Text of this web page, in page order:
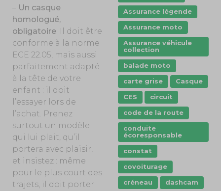
– Un casque
homologué,
obligatoire. Il doit être
conforme à la norme
ECE 22.05, mais aussi
parfaitement adapté
à la tête de votre
enfant : il doit
l’essayer lors de
l’achat. Prenez
surtout un modèle
qui lui plait, qu’il
portera avec plaisir,
et insistez : même
pour le plus court des
trajets, il doit porter
Assurance légende
Assurance moto
Assurance véhicule
collection
balade moto
carte grise
Casque
CES
circuit
code de la route
conduite
écoresponsable
constat
covoiturage
créneau
dashcam